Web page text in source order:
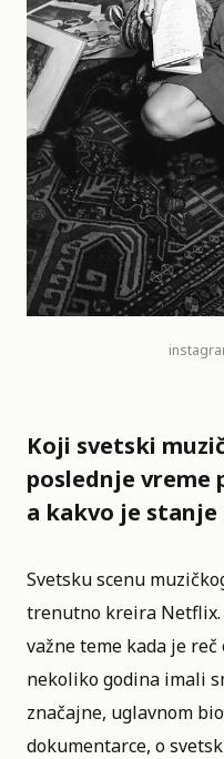
Koji svetski
poslednje vreme
a kakvo je stanje
Svetsku scenu
trenutno kreira Netflix.
važne teme kada je
nekoliko godina imali
značajne, uglavnom
dokumentarce, o